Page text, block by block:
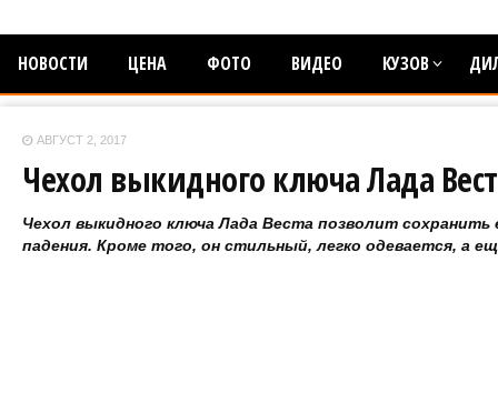
НОВОСТИ ЦЕНА ФОТО ВИДЕО КУЗОВ
АВГУСТ 2, 2017
Чехол выкидного ключа Лада
Чехол выкидного ключа Лада Веста позволит сохранить
падения. Кроме того, он стильный, легко одевается, а